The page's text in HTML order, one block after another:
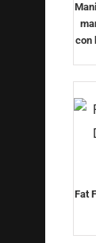
con
Fat